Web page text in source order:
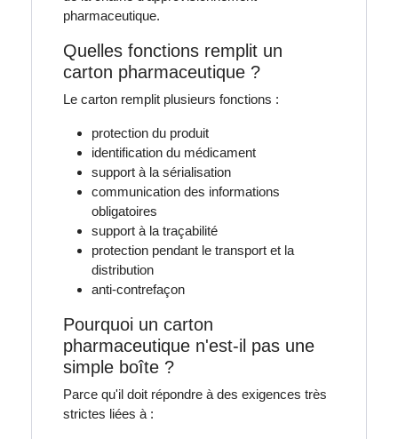
pharmaceutique.
Quelles fonctions remplit un
carton pharmaceutique ?
Le carton remplit plusieurs fonctions :
protection du produit
identification du médicament
support à la sérialisation
communication des informations
obligatoires
support à la traçabilité
protection pendant le transport et la
distribution
anti-contrefaçon
Pourquoi un carton
pharmaceutique n'est-il pas une
simple boîte ?
Parce qu'il doit répondre à des exigences très
strictes liées à :